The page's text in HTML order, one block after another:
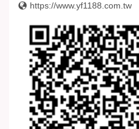
https://www.yf1188.com.tw